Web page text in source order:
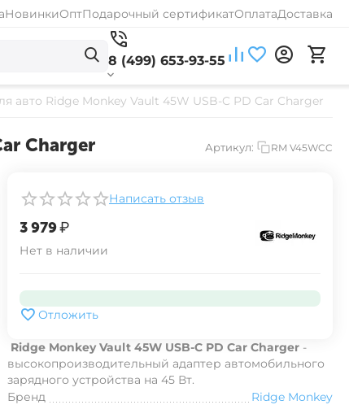
НовинкиОптПодарочный сертификатОплатаДоставка
8 (499) 653-93-55
авто Ridge Monkey Vault 45W USB-C PD Car Charger
Charger Артикул: RM V45WCC
Написать отзыв
‍3 979‍₽
Нет в наличии
Отложить
Ridge Monkey Vault 45W USB-C PD Car Charger -
высокопроизводительный адаптер автомобильного
зарядного устройства на 45 Вт.
Бренд
Ridge Monkey